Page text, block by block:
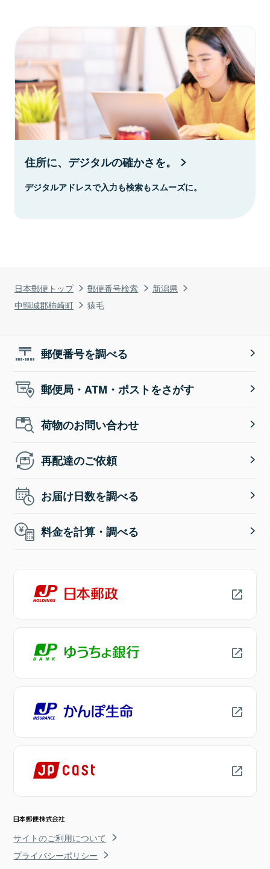
日本郵便トップ 郵便番号検索
新潟県
中頸城郡柿崎町
猿毛
住所に、デジタルの確かさを。
デジタルアドレスで入力も検索もスムーズに。
郵便番号を調べる
郵便局・ATM・ポストをさがす
荷物のお問い合わせ
再配達のご依頼
お届け日数を調べる
料金を計算・調べる
サイトのご利用について
プライバシーポリシー